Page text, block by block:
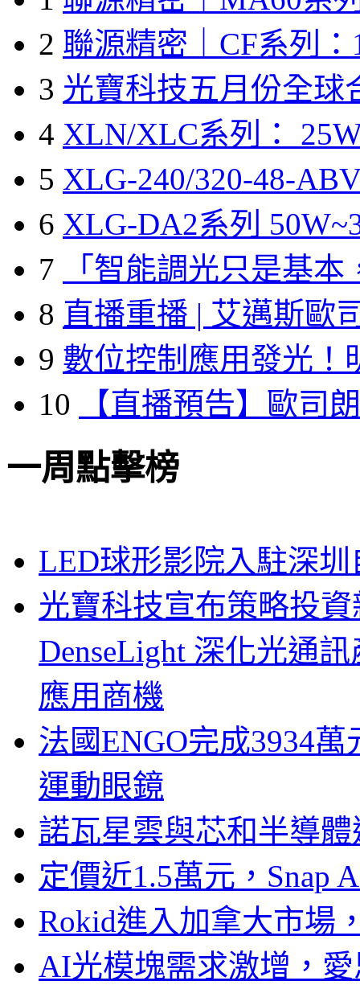
2 聯源精密｜CF系列：
3 光寶科技五月份全球
4 XLN/XLC系列：
5 XLG-240/320-48-
6 XLG-DA2系列
7
「智能調光只是基本
8 直播重播 | 艾邁斯歐
9 數位控制應用發光！
10
【直播預告】歐司
一周點擊榜
LED球形影院入駐深
光寶科技宣布策略投
DenseLight 深化光通
應用商機
法國ENGO完成3934
運動眼鏡
諾瓦星雲與芯和半導
定價近1.5萬元，Snap
Rokid進入加拿大市場
AI光模塊需求激增，